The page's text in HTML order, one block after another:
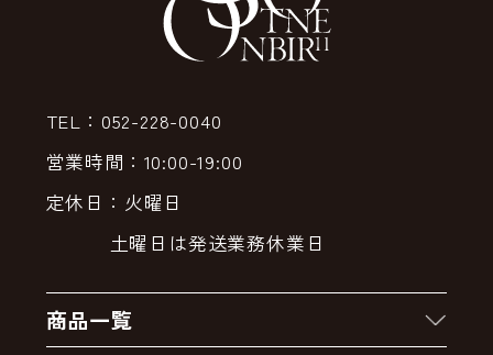
TEL：052-228-0040
営業時間：10:00-19:00
定休日：火曜日
土曜日は発送業務休業日
商品一覧